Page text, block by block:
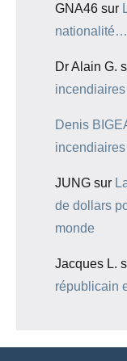
GNA46 sur
Dr Alain G.
Denis
JUNG sur
de dollars
monde
Jacques L.
républicain